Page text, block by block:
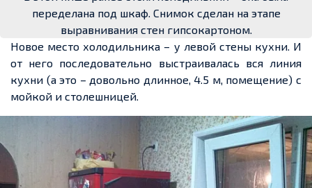
переделана под шкаф. Снимок сделан на этапе
выравнивания стен гипсокартоном.
Новое место холодильника – у левой стены кухни. И
от него последовательно выстраивалась вся линия
кухни (а это – довольно длинное, 4.5 м, помещение) с
мойкой и столешницей.